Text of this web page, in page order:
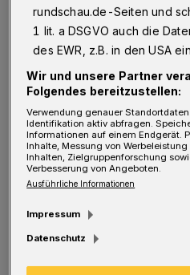
Von Jörn Koldehoff
A uf dem Kunstrasen
Provinzialstraße
größeren Erkenntnisse
der Kampf um die
fortgeschritten ist.
langsam in dem
der Sportliche Leiter
rundschau.de-Seiten und
1 lit. a DSGVO auch die
des EWR, z.B. in den USA
Wir und unsere Partner
Folgendes bereitzustellen:
Verwendung genauer
Identifikation aktiv abfragen.
Informationen auf einem Endgerät.
Inhalte, Messung von
Inhalten, Zielgruppenforschung
Verbesserung von Angeboten.
Ausführliche Informationen
Impressum
Datenschutz